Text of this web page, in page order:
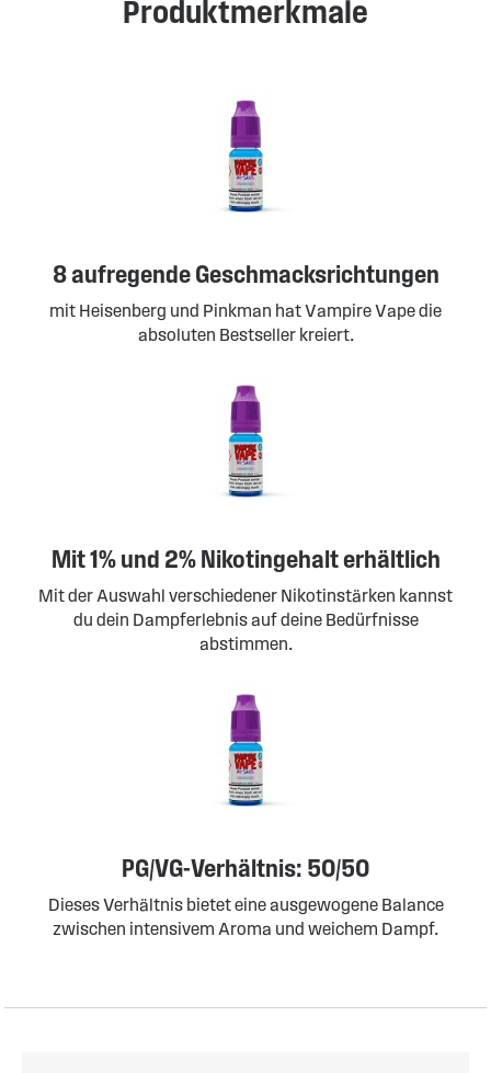
Produktmerkmale
8 aufregende Geschmacksrichtungen
mit Heisenberg und Pinkman hat Vampire Vape die
absoluten Bestseller kreiert.
Mit 1% und 2% Nikotingehalt erhältlich
Mit der Auswahl verschiedener Nikotinstärken kannst
du dein Dampferlebnis auf deine Bedürfnisse
abstimmen.
PG/VG-Verhältnis: 50/50
Dieses Verhältnis bietet eine ausgewogene Balance
zwischen intensivem Aroma und weichem Dampf.